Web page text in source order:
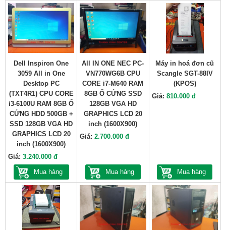
Dell Inspiron One
3059 All in One
Desktop PC
(TXT4R1) CPU CORE
i3-6100U RAM 8GB Ổ
CỨNG HDD 500GB +
SSD 128GB VGA HD
GRAPHICS LCD 20
inch (1600X900)
Giá: 3.240.000 đ
Mua hàng
All IN ONE NEC PC-
VN770WG6B CPU
CORE i7-M640 RAM
8GB Ổ CỨNG SSD
128GB VGA HD
GRAPHICS LCD 20
inch (1600X900)
Giá:2.700.000 đ
Mua hàng
Máy in hoá đơn cũ
Scangle SGT-88IV
(KPOS)
Giá: 810.000 đ
Mua hàng